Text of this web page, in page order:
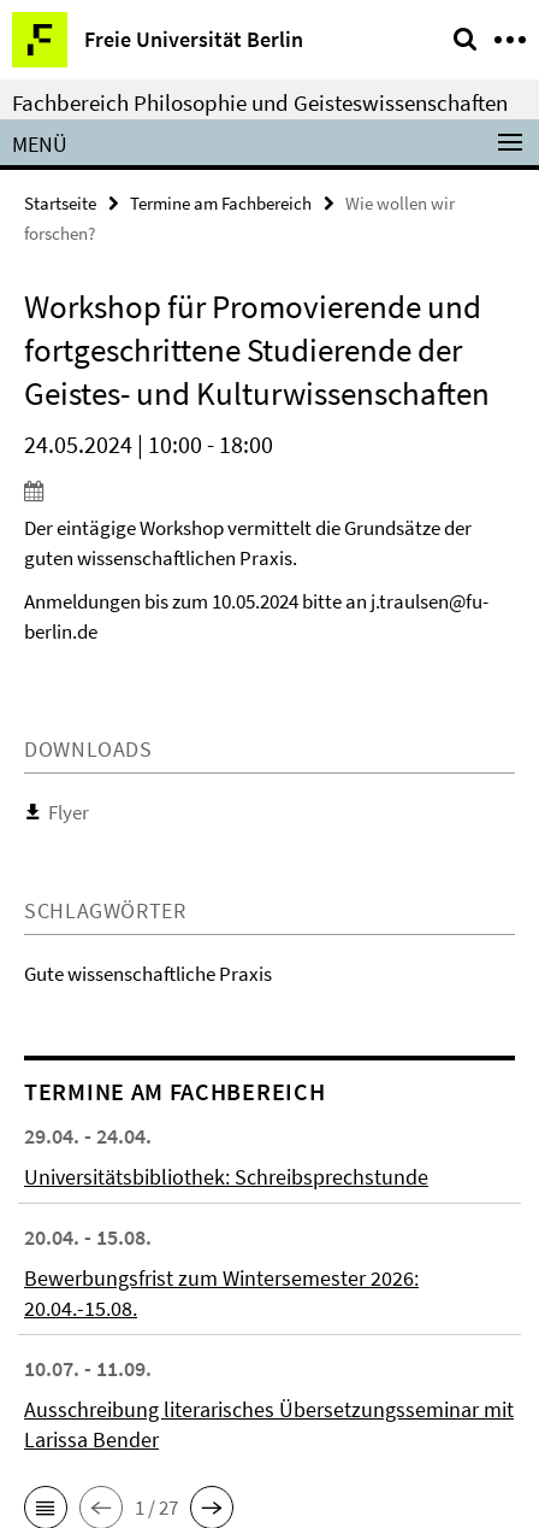
Springe
direkt
zu
Inhalt
Freie Universität Berlin
Service-
Navigation
Fachbereich Philosophie und Geisteswissenschaften
MENÜ
Startseite Termine am Fachbereich
Wie wollen wir
forschen?
Workshop für Promovierende und
fortgeschrittene Studierende der
Geistes- und Kulturwissenschaften
24.05.2024 | 10:00 - 18:00
Der eintägige Workshop vermittelt die Grundsätze der
guten wissenschaftlichen Praxis.
Anmeldungen bis zum 10.05.2024 bitte an j.traulsen@fu-
berlin.de
DOWNLOADS
Flyer
SCHLAGWÖRTER
Gute wissenschaftliche Praxis
TERMINE AM FACHBEREICH
29.04. - 24.04.
Universitätsbibliothek: Schreibsprechstunde
20.04. - 15.08.
Bewerbungsfrist zum Wintersemester 2026:
20.04.-15.08.
10.07. - 11.09.
Ausschreibung literarisches Übersetzungsseminar mit
Larissa Bender
1 / 27